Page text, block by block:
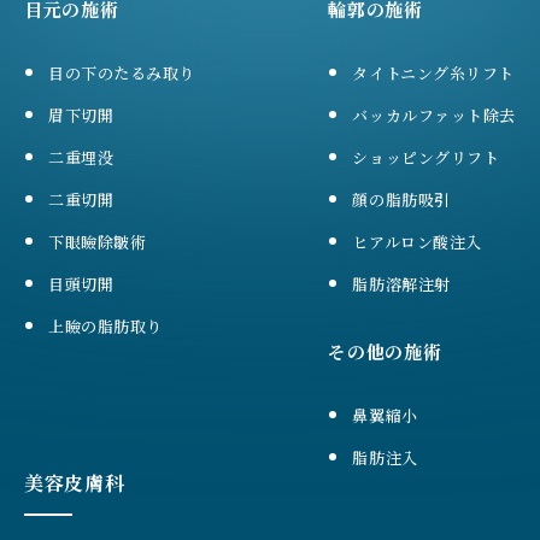
目元の施術
目の下のたるみ取り
眉下切開
二重埋没
二重切開
下眼瞼除皺術
目頭切開
上瞼の脂肪取り
輪郭の施術
タイトニング糸リフト
バッカルファット除去
ショッピングリフト
顔の脂肪吸引
ヒアルロン酸注入
脂肪溶解注射
その他の施術
鼻翼縮小
脂肪注入
美容皮膚科